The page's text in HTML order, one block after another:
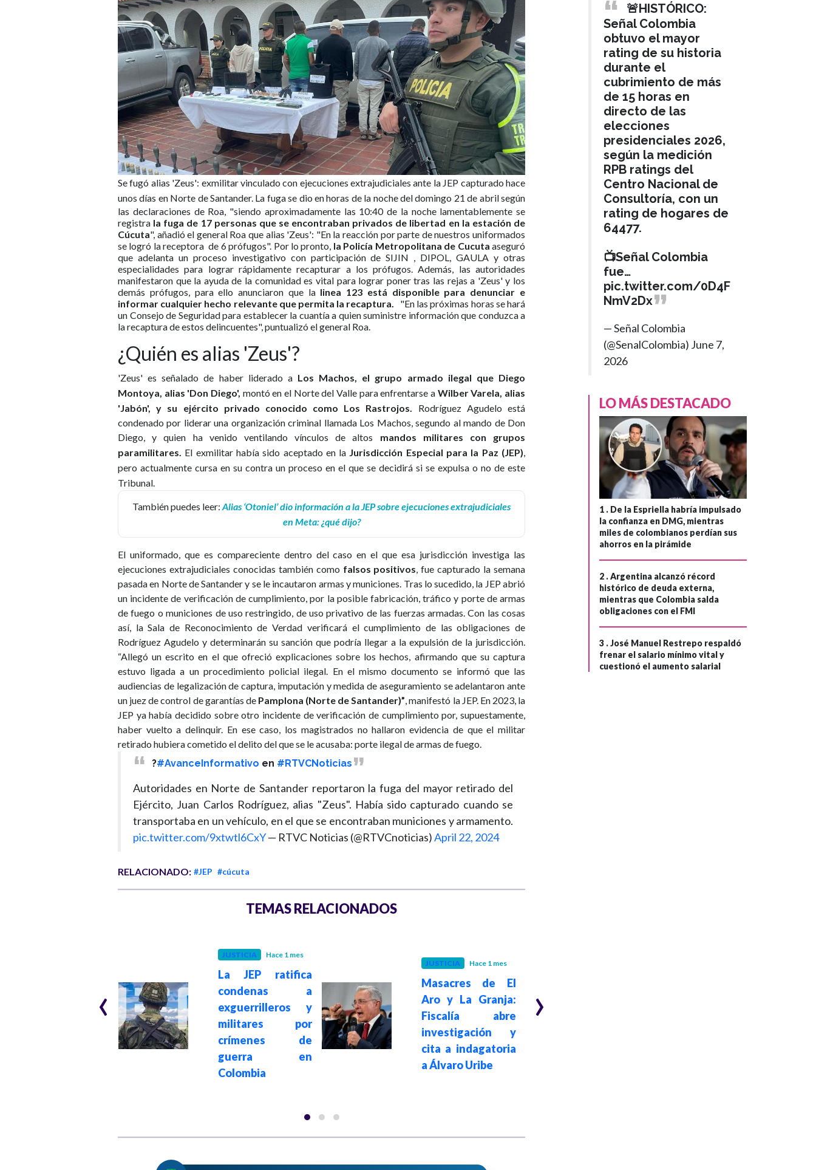
Se fugó alias 'Zeus': exmilitar vinculado con ejecuciones extrajudiciales ante la JEP capturado hace
unos días en Norte de Santander. La fuga se dio en horas de la noche del domingo 21 de abril según
las declaraciones de Roa, "siendo aproximadamente las 10:40 de la noche lamentablemente se
registra la fuga de 17 personas que se encontraban privados de libertad en la estación de
Cúcuta", añadió el general Roa que alias 'Zeus': "En la reacción por parte de nuestros uniformados
se logró la receptora de 6 prófugos". Por lo pronto, la Policía Metropolitana de Cucuta aseguró
que adelanta un proceso investigativo con participación de SIJIN , DIPOL, GAULA y otras
especialidades para lograr rápidamente recapturar a los prófugos. Además, las autoridades
manifestaron que la ayuda de la comunidad es vital para lograr poner tras las rejas a 'Zeus' y los
demás prófugos, para ello anunciaron que la linea 123 está disponible para denunciar e
informar cualquier hecho relevante que permita la recaptura.
"En las próximas horas se hará
un Consejo de Seguridad para establecer la cuantía a quien suministre información que conduzca a
la recaptura de estos delincuentes", puntualizó el general Roa.
¿Quién es alias 'Zeus'?
'Zeus' es señalado de haber liderado aLos Machos, el grupo armado ilegal que Diego
Montoya, alias 'Don Diego', montó en el Norte del Valle para enfrentarse a Wilber Varela, alias
'Jabón', y su ejército privado conocido como Los Rastrojos.
Rodríguez Agudelo está
condenado por liderar una organización criminal llamada Los Machos, segundo al mando de Don
Diego, y quien ha venido ventilando vínculos de altos mandos militares con grupos
paramilitares. El exmilitar había sido aceptado en la Jurisdicción Especial para la Paz (JEP)
pero actualmente cursa en su contra un proceso en el que se decidirá si se expulsa o no de este
Tribunal.
También puedes leer: Alias ‘Otoniel’ dio información a la JEP sobre ejecuciones extrajudiciales
en Meta: ¿qué dijo?
El uniformado, que es compareciente dentro del caso en el que esa jurisdicción investiga las
ejecuciones extrajudiciales conocidas también como falsos positivos , fue capturado la semana
pasada en Norte de Santander y se le incautaron armas y municiones. Tras lo sucedido, la JEP abrió
un incidente de verificación de cumplimiento, por la posible fabricación, tráfico y porte de armas
de fuego o municiones de uso restringido, de uso privativo de las fuerzas armadas. Con las cosas
así, la Sala de Reconocimiento de Verdad verificará el cumplimiento de las obligaciones de
Rodríguez Agudelo y determinarán su sanción que podría llegar a la expulsión de la jurisdicción.
“Allegó un escrito en el que ofreció explicaciones sobre los hechos, afirmando que su captura
estuvo ligada a un procedimiento policial ilegal. En el mismo documento se informó que las
audiencias de legalización de captura, imputación y medida de aseguramiento se adelantaron ante
un juez de control de garantías de Pamplona (Norte de Santander)” , manifestó la JEP. En 2023, la
JEP ya había decidido sobre otro incidente de verificación de cumplimiento por, supuestamente,
haber vuelto a delinquir. En ese caso, los magistrados no hallaron evidencia de que el militar
retirado hubiera cometido el delito del que se le acusaba: porte ilegal de armas de fuego.
?#AvanceInformativo en #RTVCNoticias
Autoridades en Norte de Santander reportaron la fuga del mayor retirado del
Ejército, Juan Carlos Rodríguez, alias "Zeus". Había sido capturado cuando se
transportaba en un vehículo, en el que se encontraban municiones y armamento.
pic.twitter.com/9xtwtl6CxY— RTVC Noticias (@RTVCnoticias)April 22, 2024
RELACIONADO: #JEP #cúcuta
TEMAS RELACIONADOS
JEP entrega el
JUSTICIA Hace 1 mes
La JEP ratifica
condenas a
exguerrilleros y
militares por
crímenes de
guerra en
Colombia
JUSTICIA Hace 1 mes
Masacres de El
Aro y La Granja:
Fiscalía abre
investigación y
cita a indagatoria
a Álvaro Uribe
‹ ›
🚨HISTÓRICO:
Señal Colombia
obtuvo el mayor
rating de su historia
durante el
cubrimiento de más
de 15 horas en
directo de las
elecciones
presidenciales 2026,
según la medición
RPB ratings del
Centro Nacional de
Consultoría, con un
rating de hogares de
64477.
📺Señal Colombia
fue…
pic.twitter.com/0D4F
NmV2Dx
— Señal Colombia
(@SenalColombia) June 7,
2026
LO MÁS DESTACADO
1 . De la Espriella habría impulsado
la confianza en DMG, mientras
miles de colombianos perdían sus
ahorros en la pirámide
2 .Argentina alcanzó récord
histórico de deuda externa,
mientras que Colombia salda
obligaciones con el FMI
3 .José Manuel Restrepo respaldó
frenar el salario mínimo vital y
cuestionó el aumento salarial